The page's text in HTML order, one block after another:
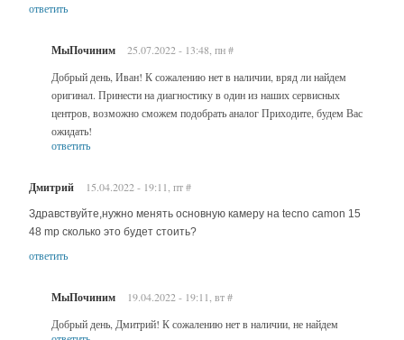
ответить
МыПочиним 25.07.2022 - 13:48, пн#
Добрый день, Иван! К сожалению нет в наличии, вряд ли найдем
оригинал. Принести на диагностику в один из наших сервисных
центров, возможно сможем подобрать аналог Приходите, будем Вас
ожидать!
ответить
Дмитрий 15.04.2022 - 19:11, пт#
Здравствуйте,нужно менять основную камеру на tecno camon 15
48 mp сколько это будет стоить?
ответить
МыПочиним 19.04.2022 - 19:11, вт#
Добрый день, Дмитрий! К сожалению нет в наличии, не найдем